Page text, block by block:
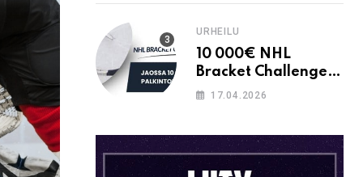
URHEILU
10 000€ NHL
Bracket Challenge –
pystytkö
17.04.2026